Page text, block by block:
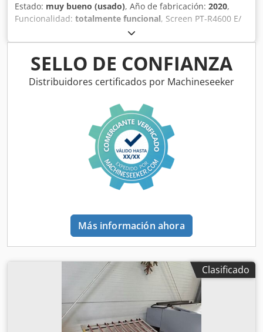
Estado: muy bueno (usado), Año de fabricación: 2020,
Funcionalidad: totalmente funcional, Screen PT-R4600 E/
Avalon N4-30 E N.º de serie 462xxx, 16 diodos acoplados
por fibra, Contador de planchas: 10.792 Dedpfsxlf Rvsx
Alhskr Tiempo de exposición: 1,045 h Screen Blackbox
Network Interface EP-B101 RIP bajo solicitud. Todas las
ofertas sujetas a venta previa.
SELLO DE CONFIANZA
Distribuidores certificados por Machineseeker
Más información ahora
Clasificado